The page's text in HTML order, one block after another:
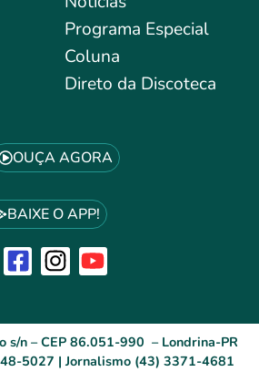
Programa Especial
Coluna
Direto da Discoteca
OUÇA AGORA
BAIXE O APP!
s/n – CEP 86.051-990 – Londrina-PR
5027 | Jornalismo (43) 3371-4681